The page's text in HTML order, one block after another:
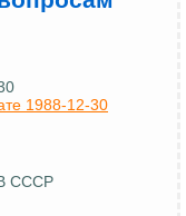
1988-12-30
СССР